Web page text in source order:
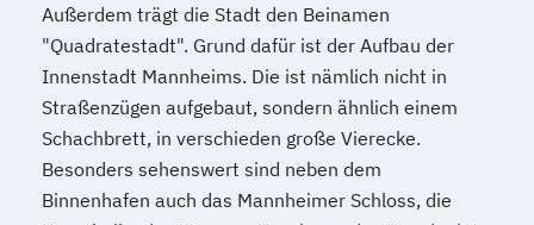
Außerdem trägt die Stadt den Beinamen
"Quadratestadt". Grund dafür ist der Aufbau der
Innenstadt Mannheims. Die ist nämlich nicht in
Straßenzügen aufgebaut, sondern ähnlich einem
Schachbrett, in verschieden große Vierecke.
Besonders sehenswert sind neben dem
Binnenhafen auch das Mannheimer Schloss, die